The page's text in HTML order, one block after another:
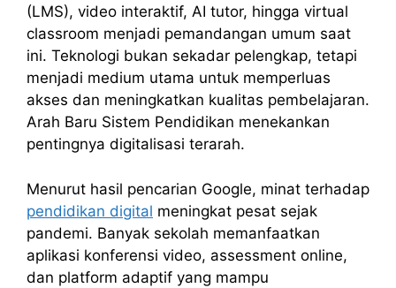
(LMS), video interaktif, AI tutor, hingga virtual
classroom menjadi pemandangan umum saat
ini. Teknologi bukan sekadar pelengkap, tetapi
menjadi medium utama untuk memperluas
akses dan meningkatkan kualitas pembelajaran.
Arah Baru Sistem Pendidikan menekankan
pentingnya digitalisasi terarah.
Menurut hasil pencarian Google, minat terhadap
pendidikan digital meningkat pesat sejak
pandemi. Banyak sekolah memanfaatkan
aplikasi konferensi video, assessment online,
dan platform adaptif yang mampu